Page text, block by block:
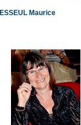
ESSEUL Maurice